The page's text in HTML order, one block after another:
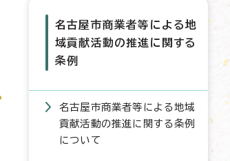
名古屋市商業者等による地
域貢献活動の推進に関する
条例
名古屋市商業者等による地域
貢献活動の推進に関する条例
について